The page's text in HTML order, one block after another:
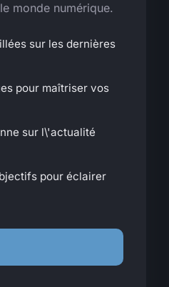
monde numérique.
sur les dernières
pour maîtriser vos
sur l\'actualité
pour éclairer